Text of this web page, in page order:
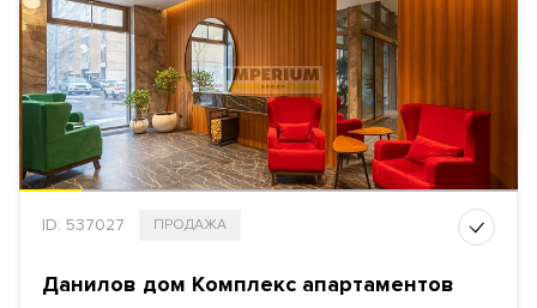
ID: 537027 ПРОДАЖА
Данилов дом Комплекс апартаментов